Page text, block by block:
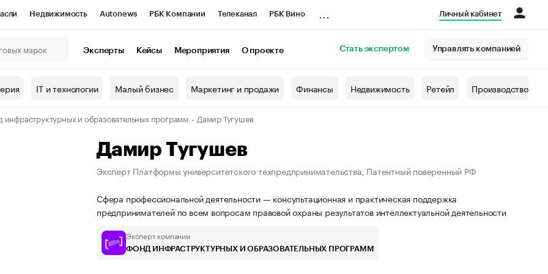
Недвижимость Autonews РБК Компании Телеканал РБК Вино
Проверка контрагентов
Личный кабинет
Эксперты Кейсы Мероприятия О проекте Стать экспертом Управлять компанией
IT и технологии Малый бизнес Маркетинг и продажи Финансы Недвижимость Ретейл Производство
инфраструктурных и образовательных программ Дамир Тугушев
Дамир Тугушев
Эксперт Платформы университетского техпредпринимательства, Патентный поверенный РФ
Сфера профессиональной деятельности — консультационная и практическая поддержка
предпринимателей по всем вопросам правовой охраны результатов интеллектуальной деятельности
Эксперт компании
ФОНД ИНФРАСТРУКТУРНЫХ И ОБРАЗОВАТЕЛЬНЫХ ПРОГРАММ